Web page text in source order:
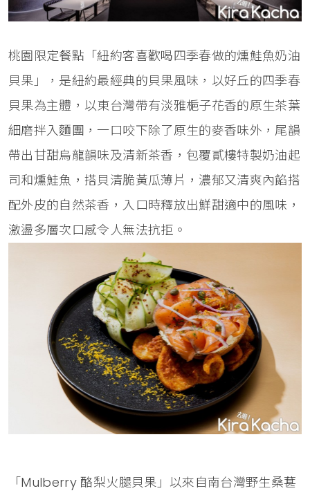
桃園限定餐點「紐約客喜歡喝四季春做的燻鮭魚奶油
貝果」，是紐約最經典的貝果風味，以好丘的四季春
貝果為主體，以東台灣帶有淡雅梔子花香的原生茶葉
細磨拌入麵團，一口咬下除了原生的麥香味外，尾韻
帶出甘甜烏龍韻味及清新茶香，包覆貳樓特製奶油起
司和燻鮭魚，搭貝清脆黃瓜薄片，濃郁又清爽內餡搭
配外皮的自然茶香，入口時釋放出鮮甜適中的風味，
激盪多層次口感令人無法抗拒。
「Mulberry 酪梨火腿貝果」以來自南台灣野生桑葚